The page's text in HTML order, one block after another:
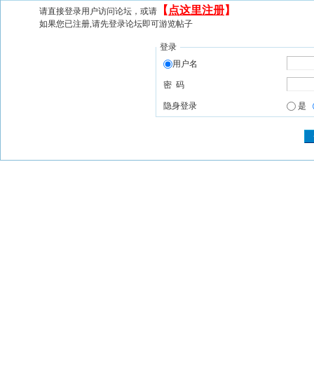
请直接登录用户访问论坛，或请 【 点这里注册】
如果您已注册,请先登录论坛即可游览帖子
登录
用户名
密 码
隐身登录 是